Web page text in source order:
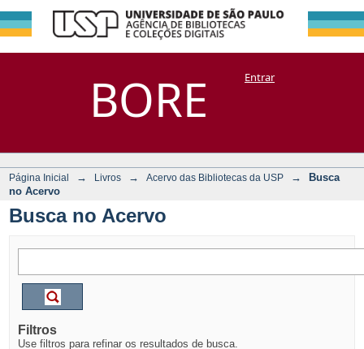
BORE
Busca no Acervo
DSpace/Manakin + CoriscoEntrar
Página Inicial → Livros → Acervo das Bibliotecas da USP →
Busca
no Acervo
Busca no Acervo
Filtros
Use filtros para refinar os resultados de busca.